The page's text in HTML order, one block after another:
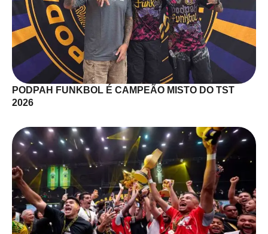
PODPAH FUNKBOL É CAMPEÃO MISTO DO TST
2026